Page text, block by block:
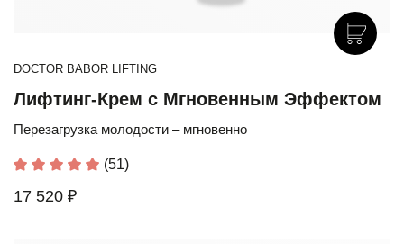
DOCTOR BABOR LIFTING
Лифтинг-Крем с Мгновенным Эффектом
Перезагрузка молодости – мгновенно
(51)
17 520 ₽